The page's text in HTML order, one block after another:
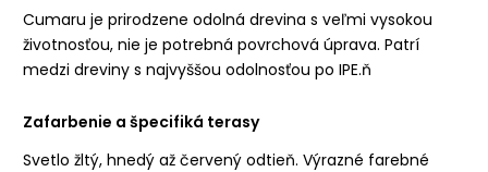
Cumaru je prirodzene odolná drevina s veľmi vysokou
životnosťou, nie je potrebná povrchová úprava. Patrí
medzi dreviny s najvyššou odolnosťou po IPE.ň
Zafarbenie a špecifiká terasy
Svetlo žltý, hnedý až červený odtieň. Výrazné farebné